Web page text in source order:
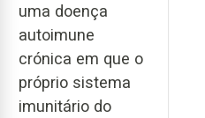
uma doença
autoimune
crónica em que o
próprio sistema
imunitário do